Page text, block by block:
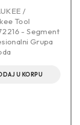
/
Tool
- Segment
Grupa
U KORPU